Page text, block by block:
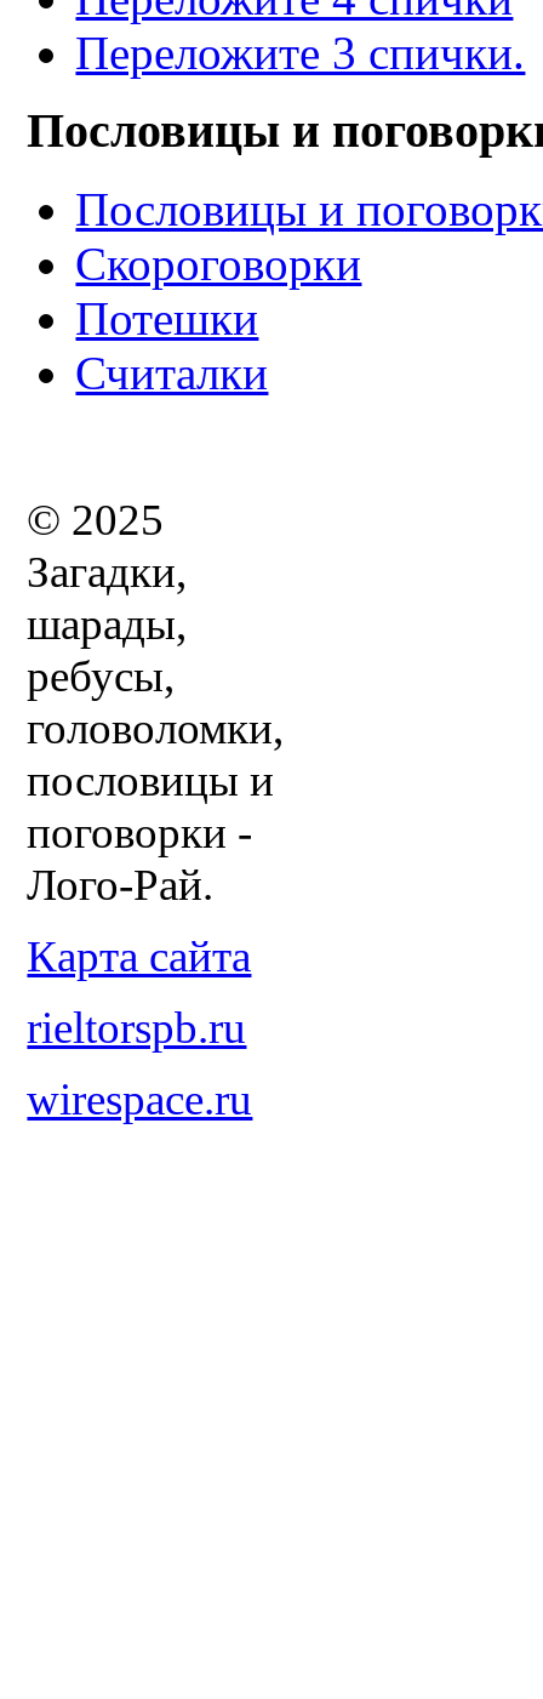
Переложите 3 спички.
Пословицы и
Пословицы и
Скороговорки
Потешки
Считалки
© 2025
Загадки,
шарады,
ребусы,
головоломки,
пословицы и
поговорки -
Лого-Рай.
Карта сайта
rieltorspb.ru
wirespace.ru